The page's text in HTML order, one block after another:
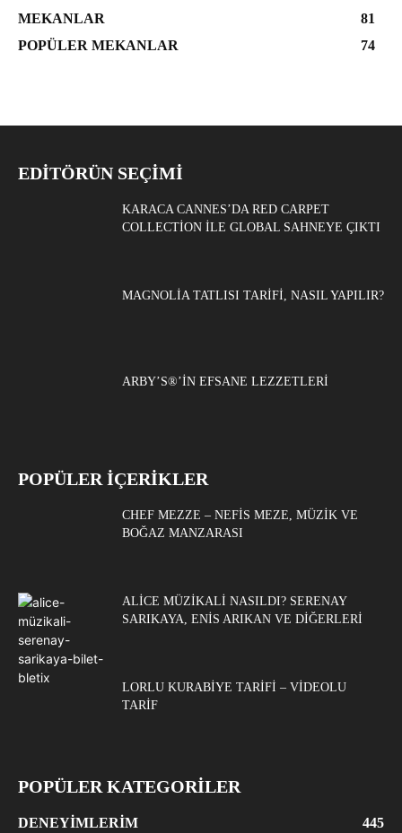
MEKANLAR
81
POPÜLER MEKANLAR
74
EDITÖRÜN SEÇIMI
KARACA CANNES’DA RED CARPET
COLLECTION ILE GLOBAL SAHNEYE ÇIKTI
MAGNOLIA TATLISI TARIFI, NASIL YAPILIR?
ARBY’S®’IN EFSANE LEZZETLERI
POPÜLER İÇERİKLER
CHEF MEZZE – NEFIS MEZE, MÜZIK VE
BOĞAZ MANZARASI
ALICE MÜZIKALI NASILDI? SERENAY
SARIKAYA, ENIS ARIKAN VE DIĞERLERI
LORLU KURABIYE TARIFI – VIDEOLU
TARIF
POPÜLER KATEGORİLER
DENEYIMLERIM
445